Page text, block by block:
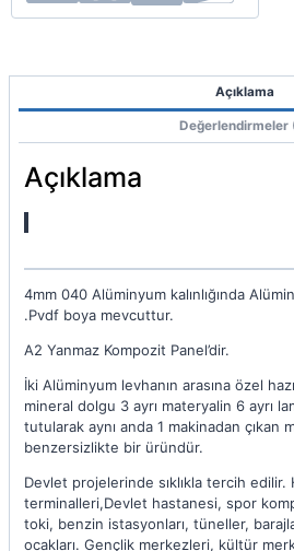
Açıklama
Değerlendirmeler
Açıklama
4mm 040 Alüminyum kalınlığında
.Pvdf boya mevcuttur.
A2 Yanmaz Kompozit Panel’dir.
İki Alüminyum levhanın arasına özel
mineral dolgu 3 ayrı materyalin 6 ayrı
tutularak aynı anda 1 makinadan çıkan
benzersizlikte bir üründür.
Devlet projelerinde sıklıkla tercih edilir.
terminalleri,Devlet hastanesi, spor
toki, benzin istasyonları, tüneller,
ocakları. Gençlik merkezleri, kültür